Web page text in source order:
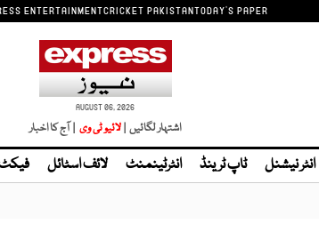
ENTERTAINMENTCRICKET PAKISTANTODAY'S PAPER
AUGUST 06, 2026
اشتہار لگائیں | | آج کا اخبار
انٹر نیشنل ٹاپ ٹرینڈ انٹرٹینمنٹ لائف اسٹائل